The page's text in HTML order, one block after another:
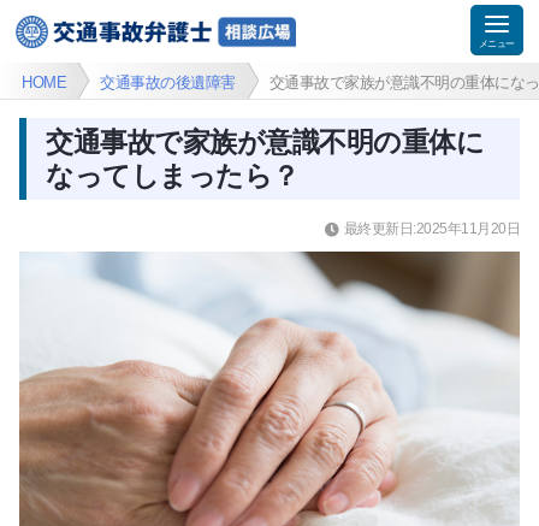
HOME 交通事故の後遺障害 交通事故で家族が意識不明の重体にな
交通事故で家族が意識不明の重体に
なってしまったら？
最終更新日:2025年11月20日